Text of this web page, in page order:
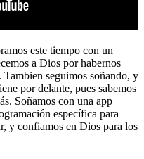
este tiempo con un
a Dios por habernos
Tambien seguimos soñando, y
por delante, pues sabemos
Soñamos con una app
específica para
y confiamos en Dios para los